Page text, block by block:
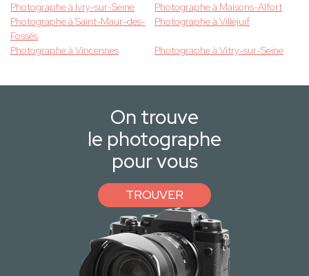
Photographe à Ivry-sur-Seine
Photographe à Maisons-Alfort
Photographe à Saint-Maur-des-
Fossés
Photographe à Villejuif
Photographe à Vincennes Photographe à Vitry-sur-Seine
On trouve
le photographe
pour vous
TROUVER